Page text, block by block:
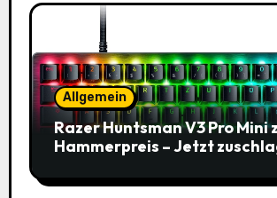
Allgemein
Razer Huntsman V3 Pro Mini
Hammerpreis – Jetzt